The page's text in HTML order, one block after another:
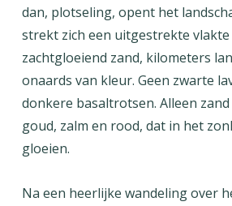
dan, plotseling, opent het
strekt zich een uitgestrekte vlakte
zachtgloeiend zand, kilometers
onaards van kleur. Geen zwarte
donkere basaltrotsen. Alleen
goud, zalm en rood, dat in het
gloeien.
Na een heerlijke wandeling over